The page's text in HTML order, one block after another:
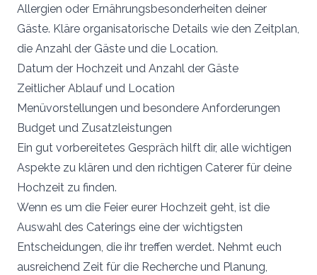
Allergien oder Ernährungsbesonderheiten deiner
Gäste. Kläre organisatorische Details wie den Zeitplan,
die Anzahl der Gäste und die Location.
Datum der Hochzeit und Anzahl der Gäste
Zeitlicher Ablauf und Location
Menüvorstellungen und besondere Anforderungen
Budget und Zusatzleistungen
Ein gut vorbereitetes Gespräch hilft dir, alle wichtigen
Aspekte zu klären und den richtigen Caterer für deine
Hochzeit zu finden.
Wenn es um die Feier eurer Hochzeit geht, ist die
Auswahl des Caterings eine der wichtigsten
Entscheidungen, die ihr treffen werdet. Nehmt euch
ausreichend Zeit für die Recherche und Planung,